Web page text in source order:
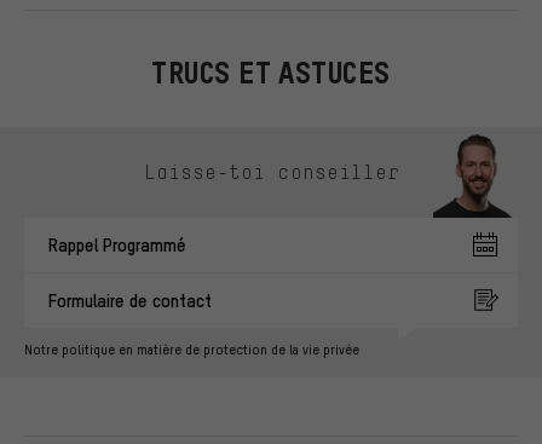
TRUCS ET ASTUCES
Laisse-toi conseiller
Rappel Programmé
Formulaire de contact
Notre politique en matière de protection de la vie privée